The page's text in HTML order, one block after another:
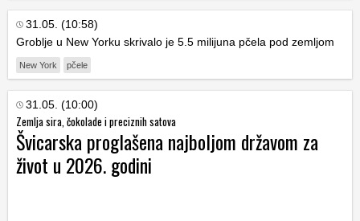
31.05. (10:58)
Groblje u New Yorku skrivalo je 5.5 milijuna pčela pod zemljom
New York pčele
31.05. (10:00)
Zemlja sira, čokolade i preciznih satova
Švicarska proglašena najboljom državom za
život u 2026. godini